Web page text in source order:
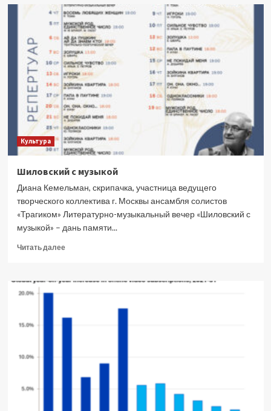
Писатель,
вдова
поэта
Вознесенского
Зоя
Богуславская
умерла
в
102
года
Культура
Шиловский с музыкой
Диана Кемельман, скрипачка, участница ведущего
творческого коллектива г. Москвы ансамбля солистов
«Трагиком» Литературно-музыкальный вечер «Шиловский с
музыкой» – дань памяти...
Читать далееПрочитать
Шиловский